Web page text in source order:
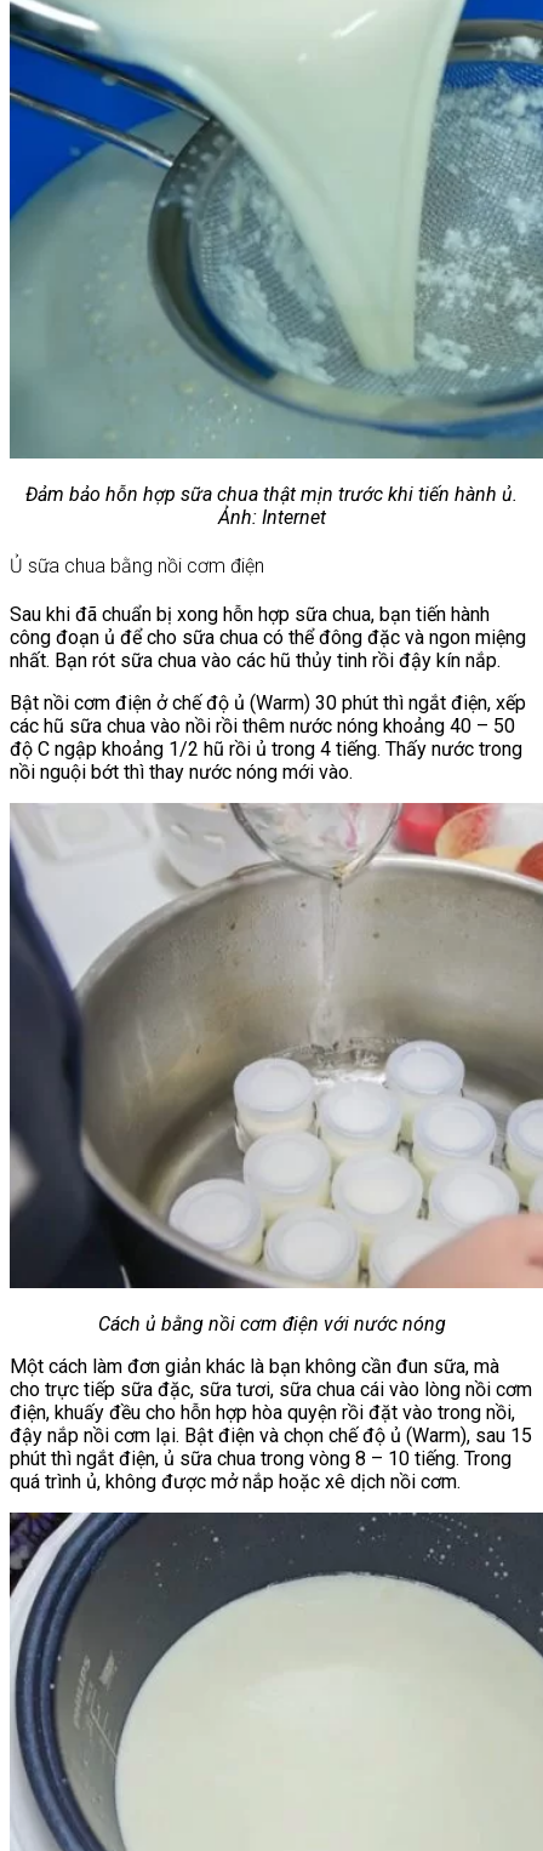
Đảm bảo hỗn hợp sữa chua thật mịn trước khi tiến hành ủ.
Ảnh: Internet
Ủ sữa chua bằng nồi cơm điện
Sau khi đã chuẩn bị xong hỗn hợp sữa chua, bạn tiến hành
công đoạn ủ để cho sữa chua có thể đông đặc và ngon miệng
nhất. Bạn rót sữa chua vào các hũ thủy tinh rồi đậy kín nắp.
Bật nồi cơm điện ở chế độ ủ (Warm) 30 phút thì ngắt điện, xếp
các hũ sữa chua vào nồi rồi thêm nước nóng khoảng 40 – 50
độ C ngập khoảng 1/2 hũ rồi ủ trong 4 tiếng. Thấy nước trong
nồi nguội bớt thì thay nước nóng mới vào.
Cách ủ bằng nồi cơm điện với nước nóng
Một cách làm đơn giản khác là bạn không cần đun sữa, mà
cho trực tiếp sữa đặc, sữa tươi, sữa chua cái vào lòng nồi cơm
điện, khuấy đều cho hỗn hợp hòa quyện rồi đặt vào trong nồi,
đậy nắp nồi cơm lại. Bật điện và chọn chế độ ủ (Warm), sau 15
phút thì ngắt điện, ủ sữa chua trong vòng 8 – 10 tiếng. Trong
quá trình ủ, không được mở nắp hoặc xê dịch nồi cơm.